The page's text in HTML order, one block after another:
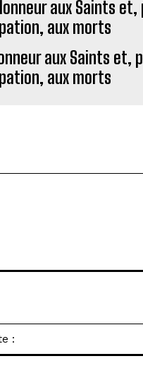
aux Saints et,
aux morts